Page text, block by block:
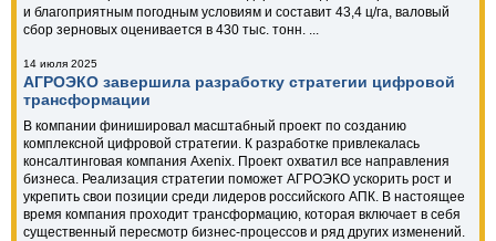
и благоприятным погодным условиям и составит 43,4 ц/га, валовый
сбор зерновых оценивается в 430 тыс. тонн. ...
14 июля 2025
АГРОЭКО завершила разработку стратегии цифровой
трансформации
В компании финишировал масштабный проект по созданию
комплексной цифровой стратегии. К разработке привлекалась
консалтинговая компания Axenix. Проект охватил все направления
бизнеса. Реализация стратегии поможет АГРОЭКО ускорить рост и
укрепить свои позиции среди лидеров российского АПК. В настоящее
время компания проходит трансформацию, которая включает в себя
существенный пересмотр бизнес-процессов и ряд других изменений.